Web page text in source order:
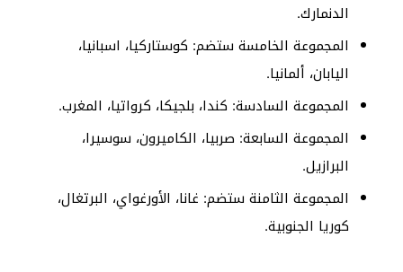
الدنمارك.
المجموعة الخامسة ستضم: كوستاركيا، اسبانيا،
اليابان، ألمانيا.
المجموعة السادسة: كندا، بلجيكا، كرواتيا، المغرب.
المجموعة السابعة: صربيا، الكاميرون، سوسيرا،
البرازيل.
المجموعة الثامنة ستضم: غانا، الأورغواي، البرتغال،
كوريا الجنوبية.